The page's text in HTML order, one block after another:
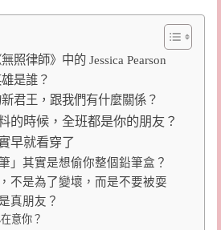
照律師》中的 Jessica Pearson
是誰？
君王，跟我們有什麼關係？
的時候，全班都是你的朋友？
早就看穿了
」其實是想偷你整個鉛筆盒？
不是為了變壞，而是不要被耍
真朋友？
意你？